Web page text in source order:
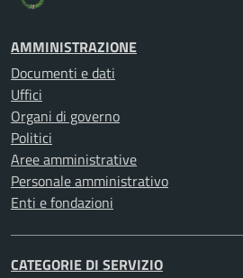
AMMINISTRAZIONE
Documenti e dati
Uffici
Organi di governo
Politici
Aree amministrative
Personale amministrativo
Enti e fondazioni
CATEGORIE DI SERVIZIO